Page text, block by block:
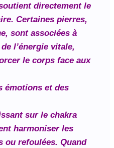
directement le
Certaines pierres,
sont associées à
l’énergie vitale,
le corps face aux
émotions et des
sur le chakra
harmoniser les
ou refoulées. Quand